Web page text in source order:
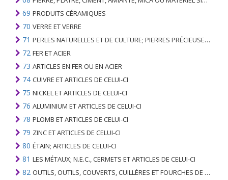
69 PRODUITS CÉRAMIQUES
70 VERRE ET VERRE
71 PERLES NATURELLES ET DE CULTURE; PIERRES PRÉCIEUSES, SEMI-PRÉCIEUSES; MÉTAUX PRÉCIEUX, PLAQUÉS OU DOUBLÉS DE MÉTAUX PRÉCIEUX ET OUVRAGES EN CES MATIÈRES; IMITATION BIJOUTERIE; PIÈCE DE MONNAIE
72 FER ET ACIER
73 ARTICLES EN FER OU EN ACIER
74 CUIVRE ET ARTICLES DE CELUI-CI
75 NICKEL ET ARTICLES DE CELUI-CI
76 ALUMINIUM ET ARTICLES DE CELUI-CI
78 PLOMB ET ARTICLES DE CELUI-CI
79 ZINC ET ARTICLES DE CELUI-CI
80 ÉTAIN; ARTICLES DE CELUI-CI
81 LES MÉTAUX; N.E.C., CERMETS ET ARTICLES DE CELUI-CI
82 OUTILS, OUTILS, COUVERTS, CUILLÈRES ET FOURCHES DE MÉTAUX DE BASE; PARTIES DE CELLES-CI, EN METAL DE BASE